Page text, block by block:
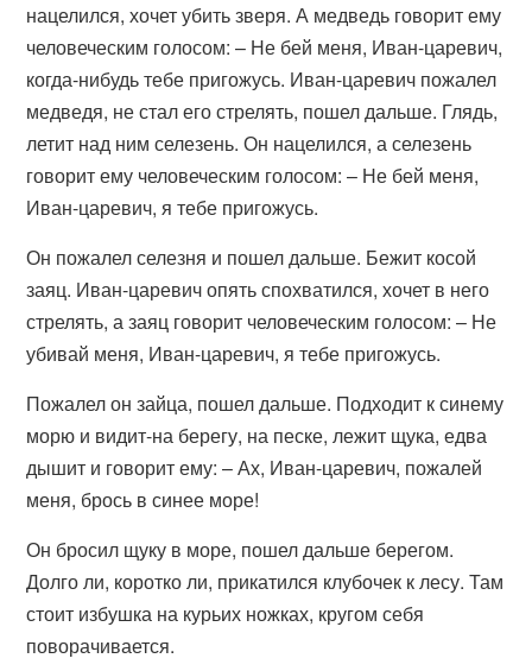
нацелился, хочет убить зверя. А медведь говорит ему
человеческим голосом: – Не бей меня, Иван-царевич,
когда-нибудь тебе пригожусь. Иван-царевич пожалел
медведя, не стал его стрелять, пошел дальше. Глядь,
летит над ним селезень. Он нацелился, а селезень
говорит ему человеческим голосом: – Не бей меня,
Иван-царевич, я тебе пригожусь.
Он пожалел селезня и пошел дальше. Бежит косой
заяц. Иван-царевич опять спохватился, хочет в него
стрелять, а заяц говорит человеческим голосом: – Не
убивай меня, Иван-царевич, я тебе пригожусь.
Пожалел он зайца, пошел дальше. Подходит к синему
морю и видит-на берегу, на песке, лежит щука, едва
дышит и говорит ему: – Ах, Иван-царевич, пожалей
меня, брось в синее море!
Он бросил щуку в море, пошел дальше берегом.
Долго ли, коротко ли, прикатился клубочек к лесу. Там
стоит избушка на курьих ножках, кругом себя
поворачивается.